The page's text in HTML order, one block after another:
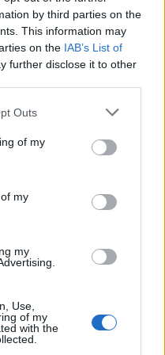
by third parties on the
This information may
on the IAB’s List of
further disclose it to other
Outs
of my
my
my
Use,
of my
with the
Revolut-
ha így szoktál
az átváltási díj és
az OTP-től:
fejlesztő és
magyar boltokba:
lehet így fizetni
rekordot megdöntött